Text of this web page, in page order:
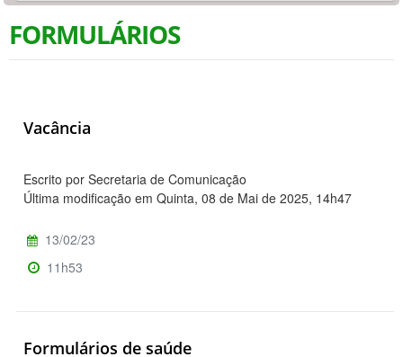
FORMULÁRIOS
Vacância
Escrito por Secretaria de Comunicação
Última modificação em Quinta, 08 de Mai de 2025, 14h47
13/02/23
11h53
Formulários de saúde